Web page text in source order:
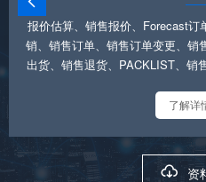
报价估算、销售报价、Forecast
销、销售订单、销售订单变更、销
出货、销售退货、PACKLIST、销
了解详
 资